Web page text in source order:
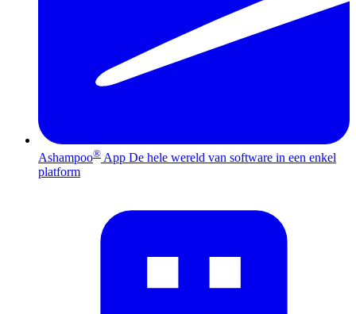
Ashampoo® App De hele wereld van software in een enkel
platform